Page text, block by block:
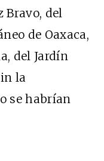
Bravo, del
de Oaxaca,
del Jardín
la
se habrían